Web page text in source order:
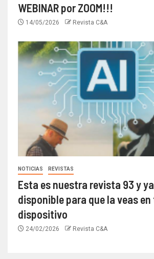
WEBINAR por ZOOM!!!
14/05/2026 Revista C&A
NOTICIAS REVISTAS
Esta es nuestra revista 93 y
disponible para que la veas en
dispositivo
24/02/2026 Revista C&A